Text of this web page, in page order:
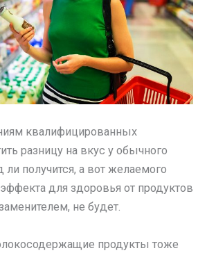
квалифицированных
разницу на вкус у обычного
ли получится, а вот желаемого
для здоровья от продуктов
не будет.
продукты тоже